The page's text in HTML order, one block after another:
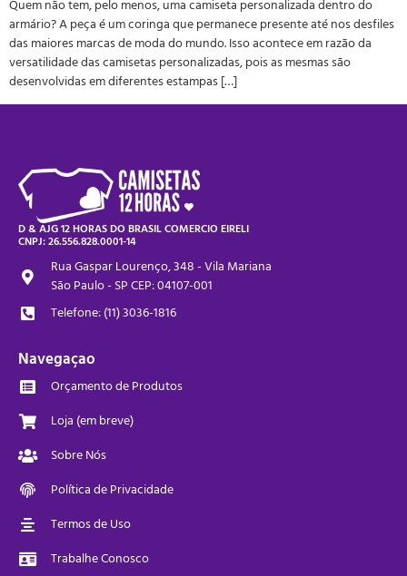
Quem não tem, pelo menos, uma camiseta personalizada dentro do
armário? A peça é um coringa que permanece presente até nos desfiles
das maiores marcas de moda do mundo. Isso acontece em razão da
versatilidade das camisetas personalizadas, pois as mesmas são
desenvolvidas em diferentes estampas […]
D & AJG 12 HORAS DO BRASIL COMERCIO EIRELI
CNPJ: 26.556.828.0001-14
Rua Gaspar Lourenço, 348 - Vila Mariana
São Paulo - SP CEP: 04107-001
Telefone: (11) 3036-1816
Navegaçao
Orçamento de Produtos
Loja (em breve)
Sobre Nós
Política de Privacidade
Termos de Uso
Trabalhe Conosco